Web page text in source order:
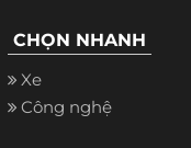
CHỌN NHANH
Xe
Công nghệ